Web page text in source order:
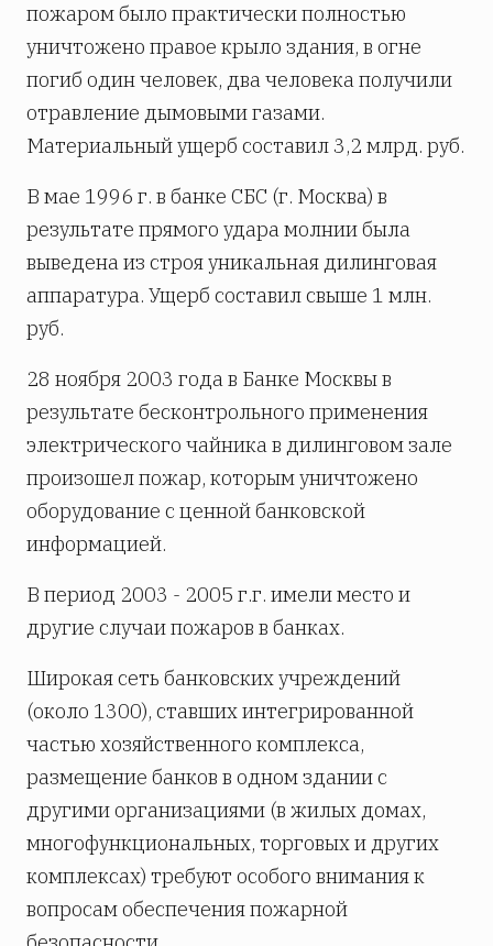
пожаром было практически полностью
уничтожено правое крыло здания, в огне
погиб один человек, два человека получили
отравление дымовыми газами.
Материальный ущерб составил 3,2 млрд. руб.
В мае 1996 г. в банке СБС (г. Москва) в
результате прямого удара молнии была
выведена из строя уникальная дилинговая
аппаратура. Ущерб составил свыше 1 млн.
руб.
28 ноября 2003 года в Банке Москвы в
результате бесконтрольного применения
электрического чайника в дилинговом зале
произошел пожар, которым уничтожено
оборудование с ценной банковской
информацией.
В период 2003 - 2005 г.г. имели место и
другие случаи пожаров в банках.
Широкая сеть банковских учреждений
(около 1300), ставших интегрированной
частью хозяйственного комплекса,
размещение банков в одном здании с
другими организациями (в жилых домах,
многофункциональных, торговых и других
комплексах) требуют особого внимания к
вопросам обеспечения пожарной